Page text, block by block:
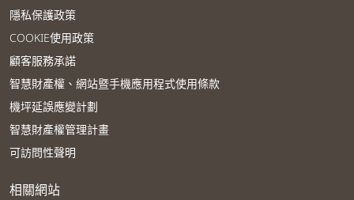
隱私保護政策
COOKIE使用政策
顧客服務承諾
智慧財產權、網站暨手機應用程式使用條款
機坪延誤應變計劃
智慧財產權管理計畫
可訪問性聲明
相關網站